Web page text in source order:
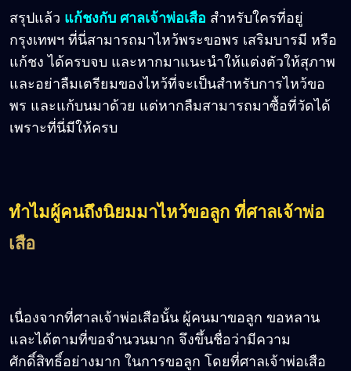
สรุปแล้ว แก้ชงกับ ศาลเจ้าพ่อเสือ สำหรับใครที่อยู่
กรุงเทพฯ ที่นี่สามารถมาไหว้พระขอพร เสริมบารมี หรือ
แก้ชง ได้ครบจบ และหากมาแนะนำให้แต่งตัวให้สุภาพ
และอย่าลืมเตรียมของไหว้ที่จะเป็นสำหรับการไหว้ขอ
พร และแก้บนมาด้วย แต่หากลืมสามารถมาซื้อที่วัดได้
เพราะที่นี่มีให้ครบ
ทำไมผู้คนถึงนิยมมาไหว้ขอลูก ที่ศาลเจ้าพ่อ
เสือ
เนื่องจากที่ศาลเจ้าพ่อเสือนั้น ผู้คนมาขอลูก ขอหลาน
และได้ตามที่ขอจำนวนมาก จึงขึ้นชื่อว่ามีความ
ศักดิ์สิทธิ์อย่างมาก ในการขอลูก โดยที่ศาลเจ้าพ่อเสือ